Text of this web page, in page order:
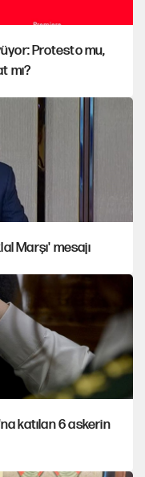
Protesto mu,
mı?
Marşı' mesajı
katılan 6 askerin